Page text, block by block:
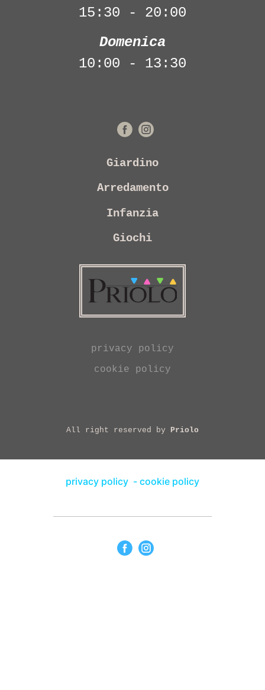
15:30 - 20:00
Domenica
10:00 - 13:30
Giardino
Arredamento
Infanzia
Giochi
privacy policy
cookie policy
All right reserved by Priolo
privacy policy - cookie policy